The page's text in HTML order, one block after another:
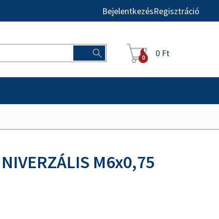
BejelentkezésRegisztráció
0 0 Ft
M6x0,75